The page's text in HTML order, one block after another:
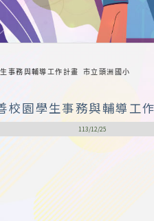
事務與輔導工作計畫 市立頭洲國小
校園學生事務與輔導工
113/12/25